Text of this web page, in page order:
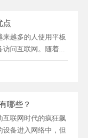
点
越多的人使用平板
访问互联网。随着...
哪些？
联网时代的疯狂飙
设备进入网络中，但